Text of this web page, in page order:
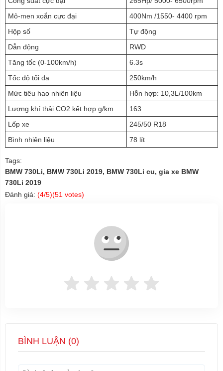
Mô-men xoắn cực đại
400Nm /1550- 4400 rpm
Hộp số
Tự động
Dẫn động
RWD
Tăng tốc (0-100km/h)
6.3s
Tốc độ tối đa
250km/h
Mức tiêu hao nhiên liệu
Hỗn hợp: 10,3L/100km
Lượng khí thải CO2 kết hợp g/km
163
Lốp xe
245/50 R18
Bình nhiên liệu
78 lít
Tags:
BMW 730Li, BMW 730Li 2019, BMW 730Li cu, gia xe BMW
730Li 2019
Đánh giá: (4/5)(51 votes)
BÌNH LUẬN (0)